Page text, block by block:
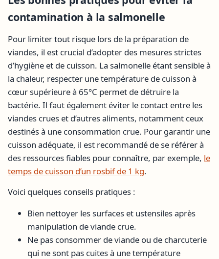
contamination à la salmonelle
Pour limiter tout risque lors de la préparation de
viandes, il est crucial d’adopter des mesures strictes
d’hygiène et de cuisson. La salmonelle étant sensible à
la chaleur, respecter une température de cuisson à
cœur supérieure à 65°C permet de détruire la
bactérie. Il faut également éviter le contact entre les
viandes crues et d’autres aliments, notamment ceux
destinés à une consommation crue. Pour garantir une
cuisson adéquate, il est recommandé de se référer à
des ressources fiables pour connaître, par exemple, le
temps de cuisson d’un rosbif de 1 kg.
Voici quelques conseils pratiques :
Bien nettoyer les surfaces et ustensiles après
manipulation de viande crue.
Ne pas consommer de viande ou de charcuterie
qui ne sont pas cuites à une température